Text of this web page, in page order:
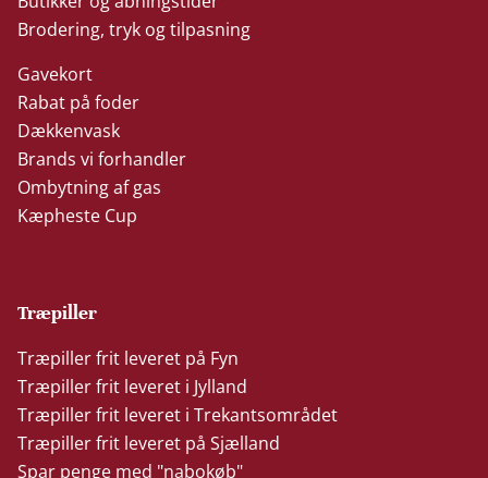
Brodering, tryk og tilpasning
Gavekort
Rabat på foder
Dækkenvask
Brands vi forhandler
Ombytning af gas
Kæpheste Cup
Træpiller
Træpiller frit leveret på Fyn
Træpiller frit leveret i Jylland
Træpiller frit leveret i Trekantsområdet
Træpiller frit leveret på Sjælland
Spar penge med "nabokøb"